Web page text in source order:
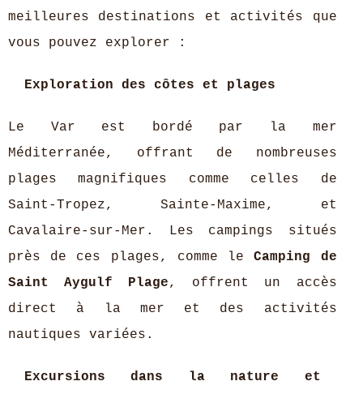
meilleures destinations et activités que
vous pouvez explorer :
Exploration des côtes et plages
Le Var est bordé par la mer
Méditerranée, offrant de nombreuses
plages magnifiques comme celles de
Saint-Tropez, Sainte-Maxime, et
Cavalaire-sur-Mer. Les campings situés
près de ces plages, comme leCamping de
Saint Aygulf Plage, offrent un accès
direct à la mer et des activités
nautiques variées.
Excursions dans la nature et